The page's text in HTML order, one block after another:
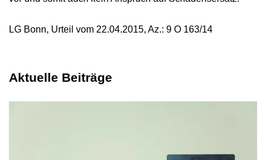
LG Bonn, Urteil vom 22.04.2015, Az.: 9 O 163/14
Aktuelle Beiträge